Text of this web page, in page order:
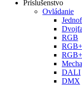
Príslušenstvo
Ovládanie
RGB
DALI
DMX